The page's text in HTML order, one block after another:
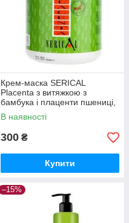
Крем-маска SERICAL
Placenta з витяжкою з
бамбука і плаценти пшениці,
1000 мл
В наявності
300 ₴
Купити
–15%